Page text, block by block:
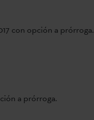
con opción a prórroga.
a prórroga.